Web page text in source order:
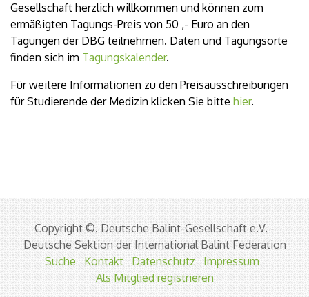
Gesellschaft herzlich willkommen und können zum
ermäßigten Tagungs-Preis von 50 ,- Euro an den
Tagungen der DBG teilnehmen. Daten und Tagungsorte
finden sich im Tagungskalender.
Für weitere Informationen zu den Preisausschreibungen
für Studierende der Medizin klicken Sie bitte hier.
Copyright ©. Deutsche Balint-Gesellschaft e.V. -
Deutsche Sektion der International Balint Federation
Suche
Kontakt Datenschutz
Impressum
Als Mitglied registrieren